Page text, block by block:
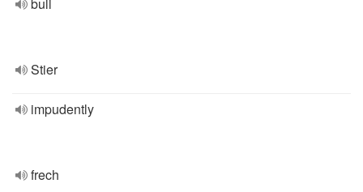
Stier
impudently
frech